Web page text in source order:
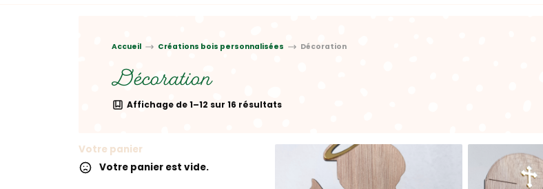
Accueil Créations bois personnalisées Décoration
Décoration
Affichage de 1–12 sur 16 résultats
Votre panier
Votre panier est vide.